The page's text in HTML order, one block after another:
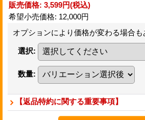
販売価格: 3,599円(税込)
希望小売価格: 12,000円
オプションにより価格が変わる場合も
選択:
数量:
【返品特約に関する重要事項】